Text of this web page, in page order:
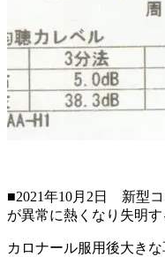
■2021年10月2日 新型
が異常に熱くなり失明す
カロナール服用後大き